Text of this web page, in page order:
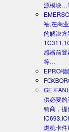
源模块…
袖,在商
的解决
感器前
等…
EPRO/
GE /
供必要
销商，
燃机卡